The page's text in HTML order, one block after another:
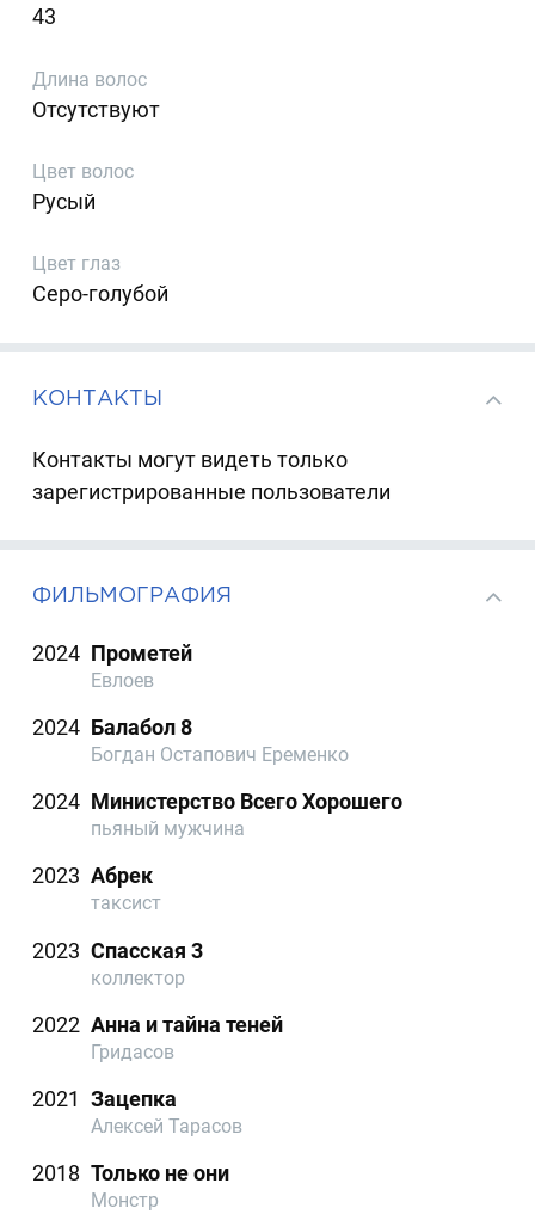
43
Длина волос
Отсутствуют
Цвет волос
Русый
Цвет глаз
Серо-голубой
КОНТАКТЫ
Контакты могут видеть только
зарегистрированные пользователи
ФИЛЬМОГРАФИЯ
2024 Прометей
Евлоев
2024 Балабол 8
Богдан Остапович Еременко
2024 Министерство Всего Хорошего
пьяный мужчина
2023 Абрек
таксист
2023 Спасская 3
коллектор
2022 Анна и тайна теней
Гридасов
2021 Зацепка
Алексей Тарасов
2018 Только не они
Монстр